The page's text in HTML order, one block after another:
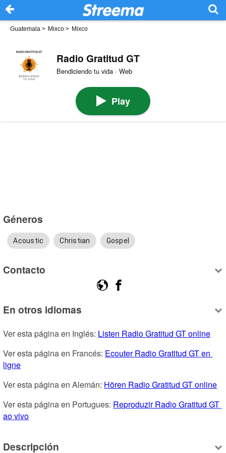
Guatemala > Mixco > Mixco
Radio Gratitud GT
Bendiciendo tu vida · Web
Play
Géneros
Acoustic Christian Gospel
Contacto
En otros idiomas
Ver esta página en Inglés: Listen Radio Gratitud GT online
Ver esta página en Francés: Ecouter Radio Gratitud GT en
ligne
Ver esta página en Alemán: Hören Radio Gratitud GT online
Ver esta página en Portugues: Reproduzir Radio Gratitud GT
ao vivo
Descripción